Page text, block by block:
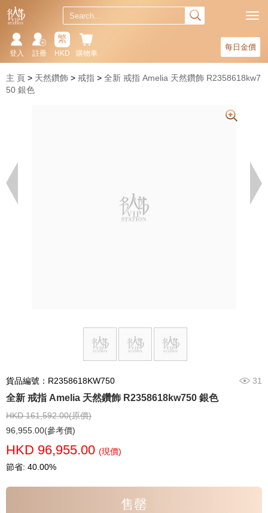
每日金價
購物車
繁
HKD
註冊
登入
主 頁 天然鑽飾 戒指
全新 戒指 Amelia 天然鑽飾 R2358618kw7
50 銀色
貨品編號：R2358618KW750 31
全新 戒指 Amelia 天然鑽飾 R2358618kw750 銀色
HKD 161,592.00(原價)
96,955.00(參考價)
HKD 96,955.00 (現價)
節省: 40.00%
售罄